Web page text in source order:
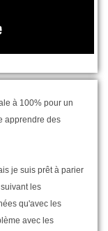
à 100% pour un
apprendre des
je suis prêt à parier
les
qu'avec les
avec les